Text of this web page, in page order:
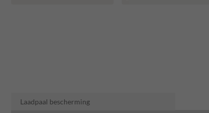
Laadpaal bescherming